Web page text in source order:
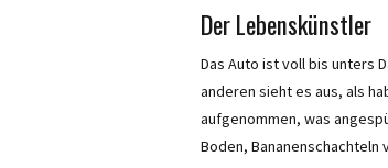
Der Lebenskünstler
Das Auto ist voll bis unters
anderen sieht es aus, als
aufgenommen, was
Boden,